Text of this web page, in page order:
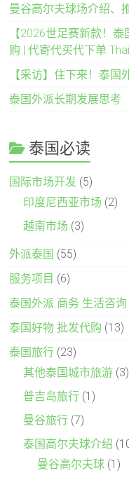
曼谷高尔夫球场介绍、
【2026世足赛新款！
购 | 代寄代买代下单
【采访】住下来！泰国
泰国外派长期发展思考
泰国必读
国际市场开发 (5)
印度尼西亚市场 (2)
越南市场 (3)
外派泰国 (55)
服务项目 (6)
泰国外派 商务 生活咨询
泰国好物 批发代购 (13)
泰国旅行 (23)
其他泰国城市旅游 (3)
普吉岛旅行 (1)
曼谷旅行 (7)
泰国高尔夫球介绍
曼谷高尔夫球 (1)